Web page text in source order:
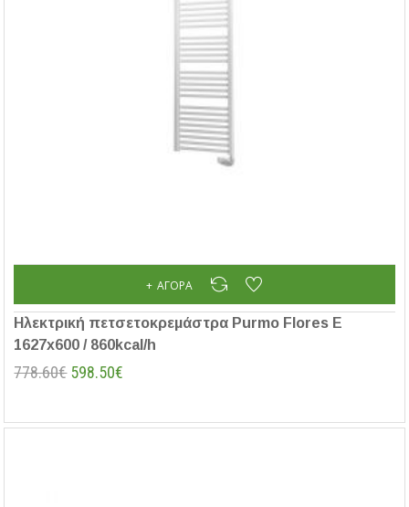
Ηλεκτρική πετσετοκρεμάστρα Purmo Flores E
1627x600 / 860kcal/h
778.60€ 598.50€
ΑΓΟΡΆ